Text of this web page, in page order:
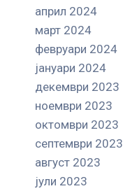
април 2024
март 2024
февруари 2024
јануари 2024
декември 2023
ноември 2023
октомври 2023
септември 2023
август 2023
јули 2023